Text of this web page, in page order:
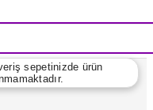
sepetinizde ürün